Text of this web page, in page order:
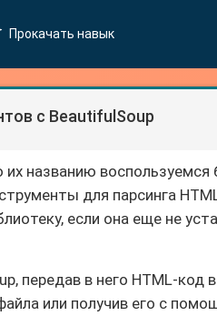
Прокачать навык
с BeautifulSoup
названию
для парсинга
если она еще не
передав в него HTML-код
или получив его с